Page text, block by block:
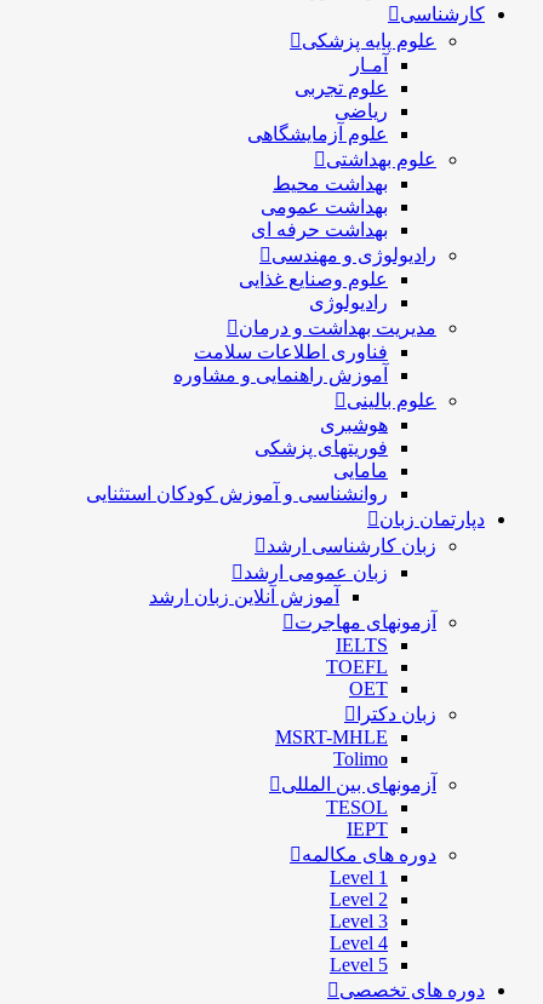
کارشناسی
علوم پایه پزشکی
آمـار
علوم تجربی
ریاضی
علوم آزمایشگاهی
علوم بهداشتی
بهداشت محیط
بهداشت عمومی
بهداشت حرفه ای
رادیولوژی و مهندسی
علوم وصنایع غذایی
رادیولوژی
مدیریت بهداشت و درمان
فناوری اطلاعات سلامت
آموزش راهنمایی و مشاوره
علوم بالینی
هوشبری
فوریتهای پزشکی
مامایی
روانشناسی و آموزش کودکان استثنایی
دپارتمان زبان
زبان کارشناسی ارشد
زبان عمومی ارشد
آموزش آنلاین زبان ارشد
آزمونهای مهاجرت
IELTS
TOEFL
OET
زبان دکترا
MSRT-MHLE
Tolimo
آزمونهای بین المللی
TESOL
IEPT
دوره های مکالمه
Level 1
Level 2
Level 3
Level 4
Level 5
دوره های تخصصی